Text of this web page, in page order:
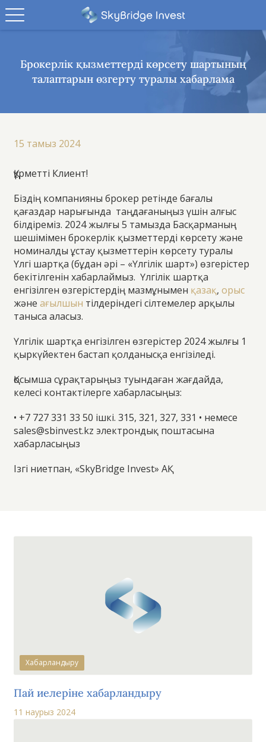
Брокерлік қызметтерді көрсету шартының
талаптарын өзгерту туралы хабарлама
15 тамыз 2024
Құрметті Клиент!
Біздің компанияны брокер ретінде бағалы
қағаздар нарығында таңдағаныңыз үшін алғыс
білдіреміз. 2024 жылғы 5 тамызда Басқарманың
шешімімен брокерлік қызметтерді көрсету және
номиналды ұстау қызметтерін көрсету туралы
Үлгі шартқа (бұдан әрі – «Үлгілік шарт») өзгерістер
бекітілгенін хабарлаймыз. Үлгілік шартқа
енгізілген өзгерістердің мазмұнымен қазақ,орыс
жәнеағылшын тілдеріндегі сілтемелер арқылы
таныса аласыз.
Үлгілік шартқа енгізілген өзгерістер 2024 жылғы 1
қыркүйектен бастап қолданысқа енгізіледі.
Қосымша сұрақтарыңыз туындаған жағдайда,
келесі контактілерге хабарласыңыз:
• +7 727 331 33 50 ішкі. 315, 321, 327, 331 • немесе
sales@sbinvest.kz электрондық поштасына
хабарласыңыз
Ізгі ниетпан, «SkyBridge Invest» АҚ
Хабарландыру
Пай иелеріне хабарландыру
11 наурыз 2024